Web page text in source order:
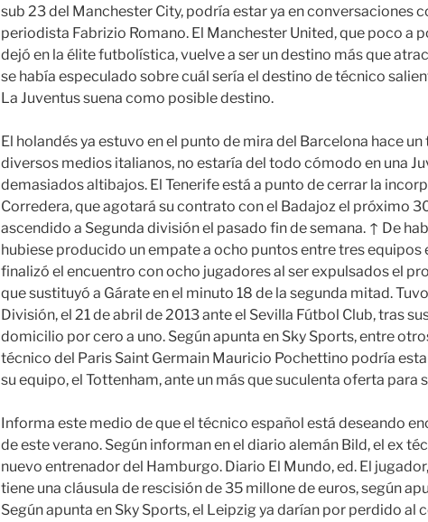
sub 23 del Manchester City, podría estar ya en conversaciones
periodista Fabrizio Romano. El Manchester United, que poco a
dejó en la élite futbolística, vuelve a ser un destino más que
se había especulado sobre cuál sería el destino de técnico
La Juventus suena como posible destino.
El holandés ya estuvo en el punto de mira del Barcelona hace
diversos medios italianos, no estaría del todo cómodo en una
demasiados altibajos. El Tenerife está a punto de cerrar la
Corredera, que agotará su contrato con el Badajoz el próximo
ascendido a Segunda división el pasado fin de semana. ↑ De
hubiese producido un empate a ocho puntos entre tres equipos
finalizó el encuentro con ocho jugadores al ser expulsados el
que sustituyó a Gárate en el minuto 18 de la segunda mitad.
División, el 21 de abril de 2013 ante el Sevilla Fútbol Club, tras
domicilio por cero a uno. Según apunta en Sky Sports, entre
técnico del Paris Saint Germain Mauricio Pochettino podría
su equipo, el Tottenham, ante un más que suculenta oferta para
Informa este medio de que el técnico español está deseando
de este verano. Según informan en el diario alemán Bild, el ex
nuevo entrenador del Hamburgo. Diario El Mundo, ed. El
tiene una cláusula de rescisión de 35 millone de euros, según
Según apunta en Sky Sports, el Leipzig ya darían por perdido al